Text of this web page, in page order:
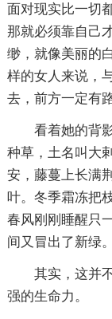
面对现实比一切
那就必须靠自己
缈，就像美丽的
样的女人来说，
去，前方一定有路
看着她的背影
种草，土名叫大
安，藤蔓上长满
叶。冬季霜冻把
春风刚刚睡醒只
间又冒出了新绿。
其实，这并不
强的生命力。